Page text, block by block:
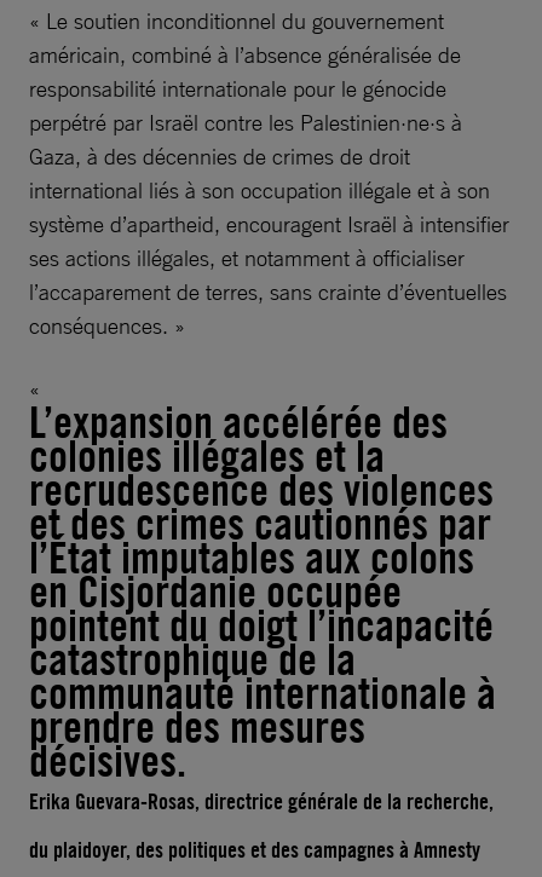
« Le soutien inconditionnel du gouvernement
américain, combiné à l’absence généralisée de
responsabilité internationale pour le génocide
perpétré par Israël contre les Palestinien·ne·s à
Gaza, à des décennies de crimes de droit
international liés à son occupation illégale et à son
système d’apartheid, encouragent Israël à intensifier
ses actions illégales, et notamment à officialiser
l’accaparement de terres, sans crainte d’éventuelles
conséquences. »
L’expansion accélérée des
colonies illégales et la
recrudescence des violences
et des crimes cautionnés par
l’État imputables aux colons
en Cisjordanie occupée
pointent du doigt l’incapacité
catastrophique de la
communauté internationale à
prendre des mesures
décisives.
Erika Guevara-Rosas, directrice générale de la recherche,
du plaidoyer, des politiques et des campagnes à Amnesty